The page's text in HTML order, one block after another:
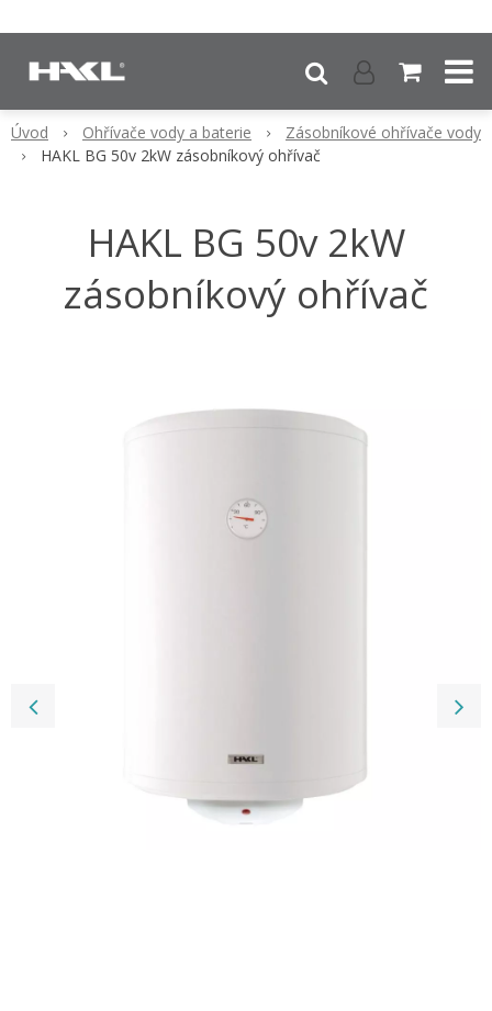
Úvod Ohřívače vody a baterie
Zásobníkové ohřívače vody
HAKL BG 50v 2kW zásobníkový ohřívač
HAKL BG 50v 2kW
zásobníkový ohřívač